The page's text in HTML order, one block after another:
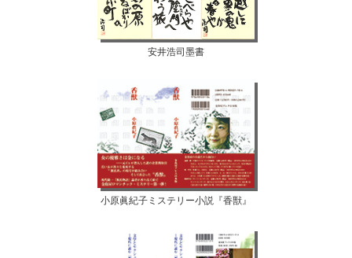
安井浩司墨書
小原眞紀子ミステリー小説『香獣』